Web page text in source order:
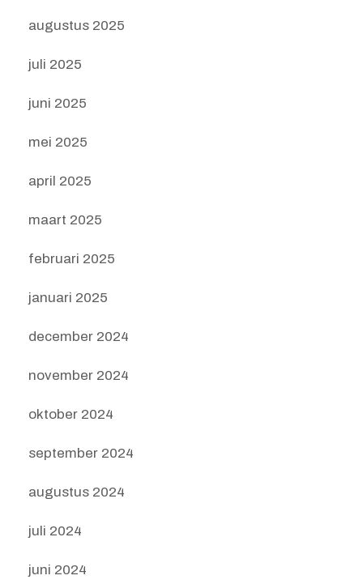
augustus 2025
juli 2025
juni 2025
mei 2025
april 2025
maart 2025
februari 2025
januari 2025
december 2024
november 2024
oktober 2024
september 2024
augustus 2024
juli 2024
juni 2024